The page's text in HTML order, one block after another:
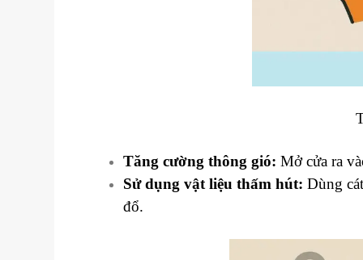
Tăng cường thông gió: Mở cửa ra
Sử dụng vật liệu thấm hút: Dùng
đổ.